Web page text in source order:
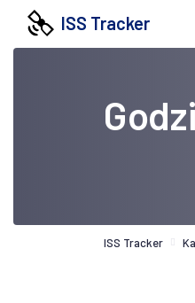
ISS Tracker
ISS Tracker